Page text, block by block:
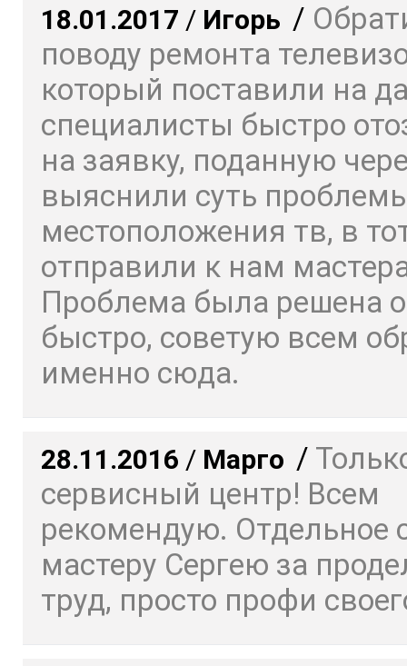
18.01.2017 / Игорь /
поводу ремонта
который поставили на
специалисты быстро
на заявку, поданную
выяснили суть
местоположения тв, в
отправили к нам
Проблема была решена
быстро, советую всем
именно сюда.
28.11.2016 / Марго /
сервисный центр! Всем
рекомендую. Отдельное
мастеру Сергею за
труд, просто профи